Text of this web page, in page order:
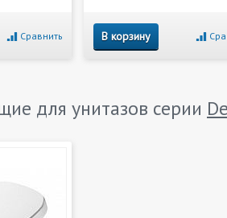
Сравнить В корзину
для унитазов серии